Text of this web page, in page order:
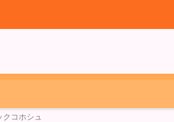
クコホシュ